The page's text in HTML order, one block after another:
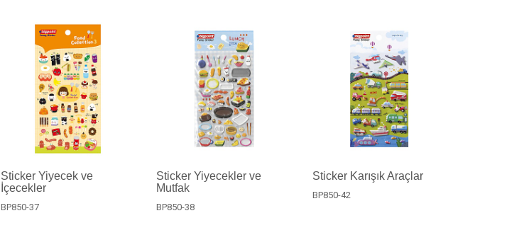
Sticker Yiyecek ve
İçecekler
BP850-37
Sticker Yiyecekler ve
Mutfak
BP850-38
Sticker Karışık Araçlar
BP850-42